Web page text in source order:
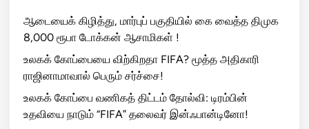
ஆடையைக் கிழித்து, மார்புப் பகுதியில் கை வைத்த திமுக
8,000 ரூபா டோக்கன் ஆசாமிகள் !
உலகக் கோப்பையை விற்கிறதா FIFA? மூத்த அதிகாரி
ராஜினாமாவால் பெரும் சர்ச்சை!
உலகக் கோப்பை வணிகத் திட்டம் தோல்வி: டிரம்பின்
உதவியை நாடும் “FIFA” தலைவர் இன்ஃபான்டினோ!